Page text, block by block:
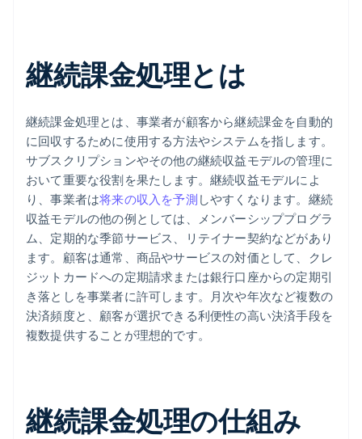
継続課金処理とは
継続課金処理とは、事業者が顧客から継続課金を自動的
に回収するために使用する方法やシステムを指します。
サブスクリプションやその他の継続収益モデルの管理に
おいて重要な役割を果たします。継続収益モデルによ
り、事業者は将来の収入を予測 しやすくなります。継続
収益モデルの他の例としては、メンバーシッププログラ
ム、定期的な季節サービス、リテイナー契約などがあり
ます。顧客は通常、商品やサービスの対価として、クレ
ジットカードへの定期請求または銀行口座からの定期引
き落としを事業者に許可します。月次や年次など複数の
決済頻度と、顧客が選択できる利便性の高い決済手段を
複数提供することが理想的です。
継続課金処理の仕組み